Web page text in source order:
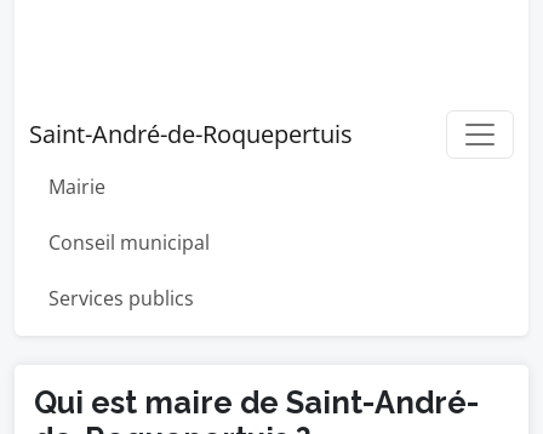
Saint-André-de-Roquepertuis
Mairie
Conseil municipal
Services publics
Qui est maire de Saint-André-